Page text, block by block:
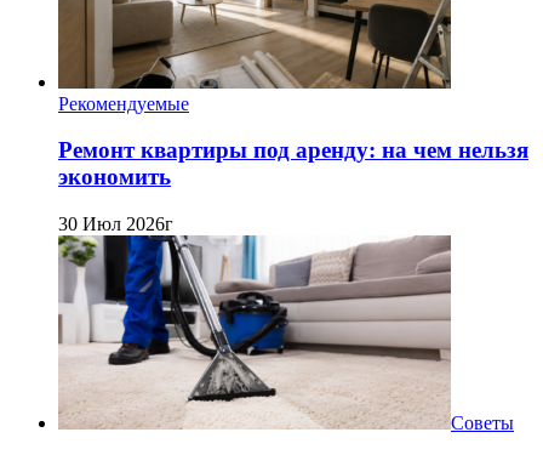
Рекомендуемые
Ремонт квартиры под аренду: на чем нельзя
экономить
30 Июл 2026г
Советы